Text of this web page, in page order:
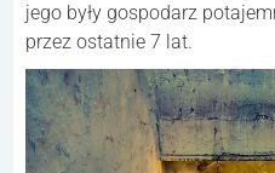
jego były gospodarz
przez ostatnie 7 lat.